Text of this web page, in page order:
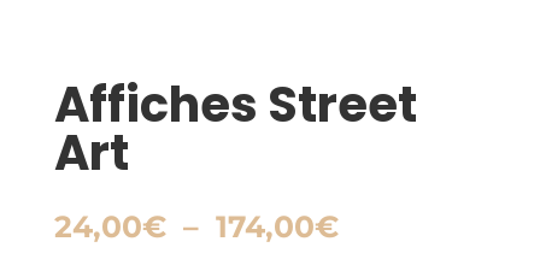
Affiches Street
Art
24,00€ – 174,00€Plage